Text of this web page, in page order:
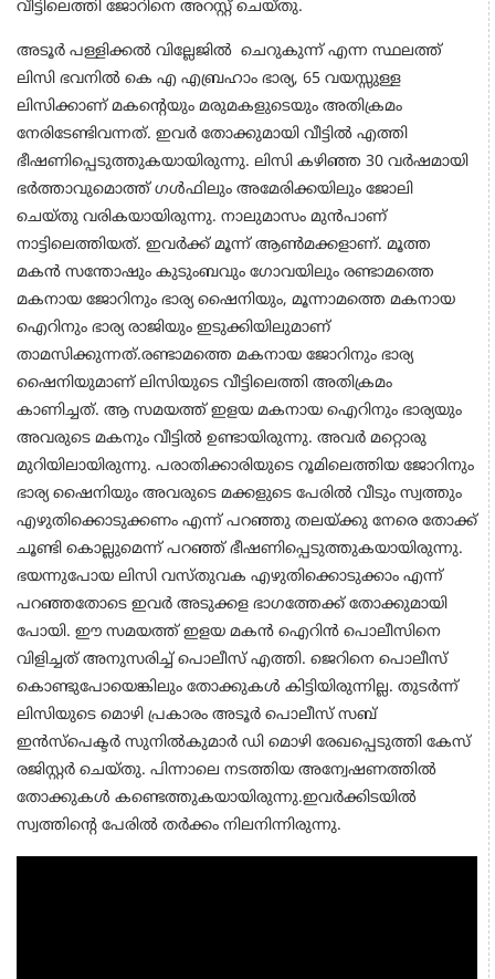
വീട്ടിലെത്തി ജോറിനെ അറസ്റ്റ് ചെയ്തു.
അടൂർ പള്ളിക്കൽ വില്ലേജിൽ ചെറുകുന്ന് എന്ന സ്ഥലത്ത്
ലിസി ഭവനിൽ കെ എ എബ്രഹാം ഭാര്യ, 65 വയസ്സുള്ള
ലിസിക്കാണ് മകന്‍റെയും മരുമകളുടെയും അതിക്രമം
നേരിടേണ്ടിവന്നത്. ഇവർ തോക്കുമായി വീട്ടിൽ എത്തി
ഭീഷണിപ്പെടുത്തുകയായിരുന്നു. ലിസി കഴിഞ്ഞ 30 വർഷമായി
ഭർത്താവുമൊത്ത് ഗൾഫിലും അമേരിക്കയിലും ജോലി
ചെയ്തു വരികയായിരുന്നു. നാലുമാസം മുൻപാണ്
നാട്ടിലെത്തിയത്. ഇവർക്ക് മൂന്ന് ആൺമക്കളാണ്. മൂത്ത
മകൻ സന്തോഷും കുടുംബവും ഗോവയിലും രണ്ടാമത്തെ
മകനായ ജോറിനും ഭാര്യ ഷൈനിയും, മൂന്നാമത്തെ മകനായ
ഐറിനും ഭാര്യ രാജിയും ഇടുക്കിയിലുമാണ്
താമസിക്കുന്നത്.രണ്ടാമത്തെ മകനായ ജോറിനും ഭാര്യ
ഷൈനിയുമാണ് ലിസിയുടെ വീട്ടിലെത്തി അതിക്രമം
കാണിച്ചത്. ആ സമയത്ത് ഇളയ മകനായ ഐറിനും ഭാര്യയും
അവരുടെ മകനും വീട്ടിൽ ഉണ്ടായിരുന്നു. അവർ മറ്റൊരു
മുറിയിലായിരുന്നു. പരാതിക്കാരിയുടെ റൂമിലെത്തിയ ജോറിനും
ഭാര്യ ഷൈനിയും അവരുടെ മക്കളുടെ പേരിൽ വീടും സ്വത്തും
എഴുതിക്കൊടുക്കണം എന്ന് പറഞ്ഞു തലയ്ക്കു നേരെ തോക്ക്
ചൂണ്ടി കൊല്ലുമെന്ന് പറഞ്ഞ് ഭീഷണിപ്പെടുത്തുകയായിരുന്നു.
ഭയന്നുപോയ ലിസി വസ്തുവക എഴുതിക്കൊടുക്കാം എന്ന്
പറഞ്ഞതോടെ ഇവർ അടുക്കള ഭാഗത്തേക്ക് തോക്കുമായി
പോയി. ഈ സമയത്ത് ഇളയ മകൻ ഐറിൻ പൊലീസിനെ
വിളിച്ചത് അനുസരിച്ച് പൊലീസ് എത്തി. ജെറിനെ പൊലീസ്
കൊണ്ടുപോയെങ്കിലും തോക്കുകൾ കിട്ടിയിരുന്നില്ല. തുടർന്ന്
ലിസിയുടെ മൊഴി പ്രകാരം അടൂർ പൊലീസ് സബ്
ഇൻസ്പെക്ടർ സുനിൽകുമാർ ഡി മൊഴി രേഖപ്പെടുത്തി കേസ്
രജിസ്റ്റർ ചെയ്തു. പിന്നാലെ നടത്തിയ അന്വേഷണത്തിൽ
തോക്കുകൾ കണ്ടെത്തുകയായിരുന്നു.ഇവർക്കിടയിൽ
സ്വത്തിന്റെ പേരിൽ തർക്കം നിലനിന്നിരുന്നു.